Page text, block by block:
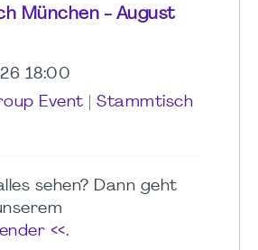
München - August
18:00
Event
Stammtisch
sehen? Dann geht
<<.